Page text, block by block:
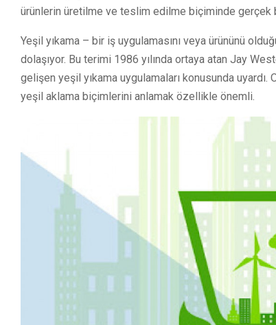
ürünlerin üretilme ve teslim edilme biçiminde gerçek
Yeşil yıkama – bir iş uygulamasını veya ürününü
dolaşıyor. Bu terimi 1986 yılında ortaya atan Jay
gelişen yeşil yıkama uygulamaları konusunda uyardı.
yeşil aklama biçimlerini anlamak özellikle önemli.